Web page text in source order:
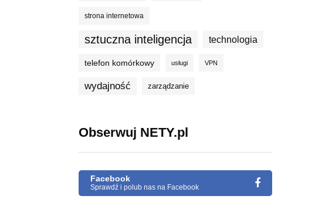
strona internetowa
sztuczna inteligencja technologia
telefon komórkowy usługi VPN
wydajność zarządzanie
Obserwuj NETY.pl
Facebook
Sprawdź i polub nas na Facebook